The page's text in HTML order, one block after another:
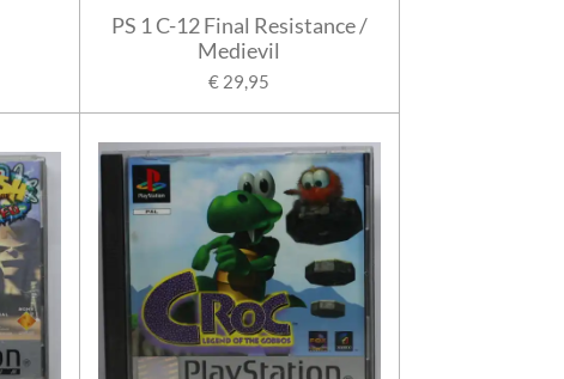
PS 1 C-12 Final Resistance /
Medievil
€ 29,95